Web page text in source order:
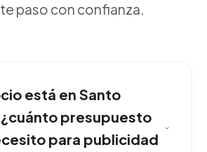
paso con confianza.
está en Santo
presupuesto
para publicidad